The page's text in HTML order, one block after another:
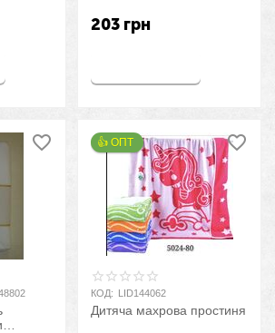
203 грн
👍 ОПТ
КОД: LID144062
Дитяча махрова простиня